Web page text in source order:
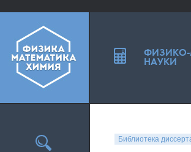
Библиотека
ФИЗИКО-
НАУКИ